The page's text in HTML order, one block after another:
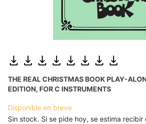
THE REAL CHRISTMAS BOOK PLAY-
EDITION, FOR C INSTRUMENTS
Disponible en breve
Sin stock. Si se pide hoy, se estima recibir